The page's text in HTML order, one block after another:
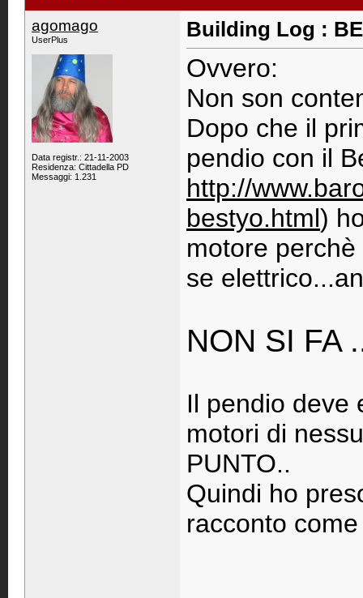
agomago
UserPlus
Data registr.: 21-11-2003
Residenza: Cittadella PD
Messaggi: 1.231
Building Log :
Ovvero:
Non son
Dopo che il
pendio con il
http://
bestyo.html)
motore
se
NON SI FA
Il pendio deve
motori di
PUNTO..
Quindi ho
racconto